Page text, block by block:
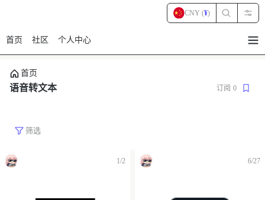
首页 社区 个人中心
CNY (¥)
首页
语音转文本 订阅 0
筛选
1/2 6/27